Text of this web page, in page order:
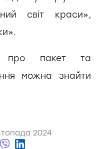
світ краси»,
про пакет та
можна знайти
2024